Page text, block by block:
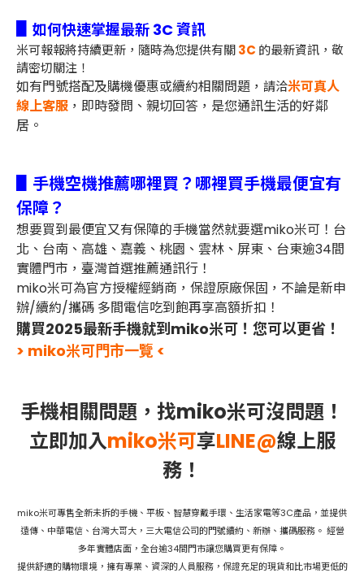
如何快速掌握最新 3C 資訊
米可報報將持續更新，隨時為您提供有關3C 的最新資訊，敬
請密切關注！
如有門號搭配及購機優惠或續約相關問題， 請洽米可真人
線上客服 ，即時發問、親切回答，是您通訊生活的好鄰
居。
▋手機空機推薦哪裡買？哪裡買手機最便宜有
保障？
想要買到最便宜又有保障的手機當然就要選miko米可！ 台
北、台南、高雄、嘉義、桃園、雲林、屏東、台東逾34間
實體門市，臺灣首選推薦通訊行！
miko米可為官方授權經銷商，保證原廠保固，不論是新申
辦/續約/攜碼 多間電信吃到飽再享高額折扣！
購買2025最新手機就到miko米可！您可以更省！
> miko米可門市一覽 <
手機相關問題，找miko米可沒問題！
立即加入miko米可享LINE@線上服
務！
miko米可專售全新未拆的手機、平板、智慧穿戴手環、生活家電等3C產品，並提供
遠傳、中華電信、台灣大哥大，三大電信公司的門號續約、新辦、攜碼服務。 經營
多年實體店面，全台逾34間門市讓您購買更有保障。
提供舒適的購物環境，擁有專業、資深的人員服務，保證充足的現貨和比市場更低的